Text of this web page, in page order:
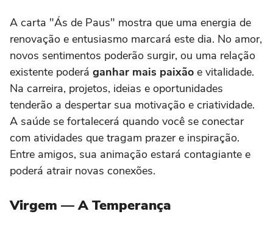
A carta "Ás de Paus" mostra que uma energia de
renovação e entusiasmo marcará este dia. No amor,
novos sentimentos poderão surgir, ou uma relação
existente poderá ganhar mais paixão e vitalidade.
Na carreira, projetos, ideias e oportunidades
tenderão a despertar sua motivação e criatividade.
A saúde se fortalecerá quando você se conectar
com atividades que tragam prazer e inspiração.
Entre amigos, sua animação estará contagiante e
poderá atrair novas conexões.
Virgem — A Temperança